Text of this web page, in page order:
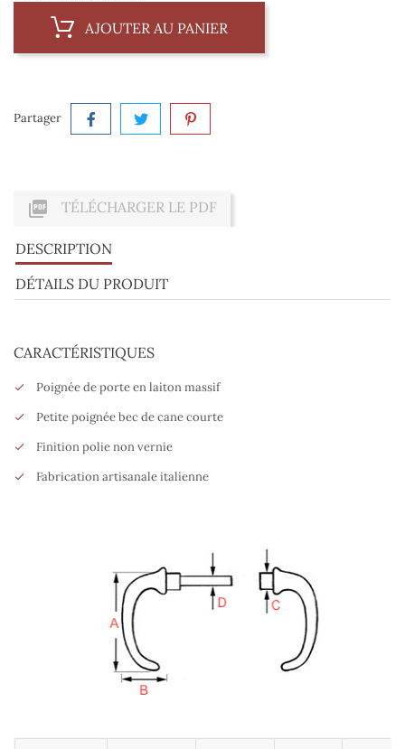
AJOUTER AU PANIER
Partager
 TÉLÉCHARGER LE PDF
DESCRIPTION
DÉTAILS DU PRODUIT
CARACTÉRISTIQUES
Poignée de porte en laiton massif
Petite poignée bec de cane courte
Finition polie non vernie
Fabrication artisanale italienne